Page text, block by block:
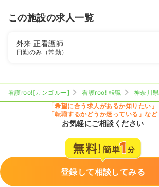
この施設の求人一覧
外来正看護師
日勤のみ（常勤）
看護roo![カンゴルー] 看護roo! 転職 神奈川県
「希望に合う求人があるか知りたい」
「転職するかどうか迷っている」など
お気軽にご相談ください
登録して相談してみる